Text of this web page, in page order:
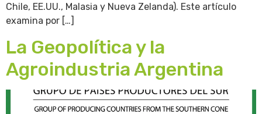
Chile, EE.UU., Malasia y Nueva Zelanda). Este artículo
examina por […]
La Geopolítica y la
Agroindustria Argentina